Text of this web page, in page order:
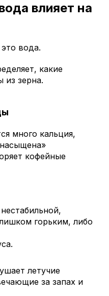
влияет на
вода.
какие
из зерна.
много кальция,
кофейные
горьким, либо
летучие
за запах и